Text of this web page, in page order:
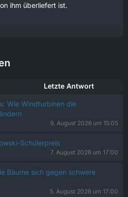
ihm überliefert ist.
Letzte Antwort
Wie Windturbinen die
9. August 2026 um 15:05
Schülerpreis
7. August 2026 um 17:00
Bäume sich gegen schwere
5. August 2026 um 17:00